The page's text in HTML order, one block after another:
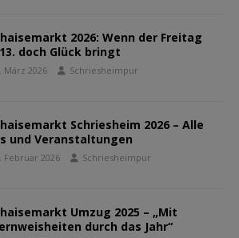
2026: Wenn der Freitag
doch Glück bringt
März 2026 Schriesheimpur
Schriesheim 2026 – Alle
und Veranstaltungen
Februar 2026 Schriesheimpur
Umzug 2025 – „Mit
durch das Jahr“